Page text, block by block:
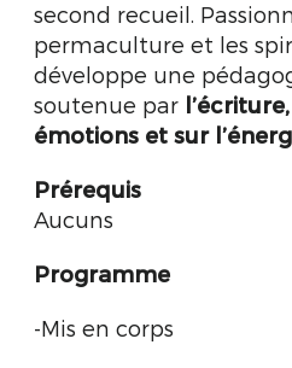
second recueil.
permaculture et les
développe une
soutenue par
émotions et sur
Prérequis
Aucuns
Programme
-Mis en corps